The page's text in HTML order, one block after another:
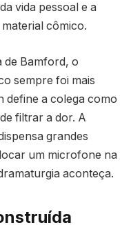
vida pessoal e a
cômico.
de Bamford, o
sempre foi mais
define a colega como
filtrar a dor. A
grandes
um microfone na
aconteça.